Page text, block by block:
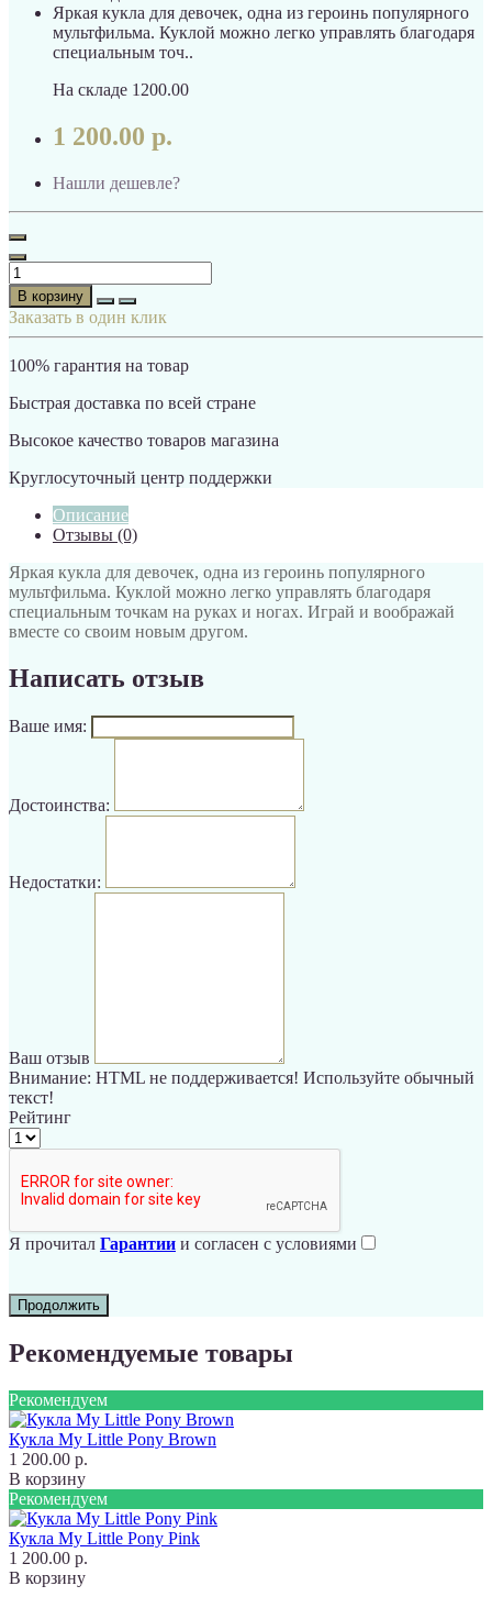
Яркая кукла для девочек, одна из героинь популярного
мультфильма. Куклой можно легко управлять благодаря
специальным точ..
На складе 1200.00
1 200.00 р.
Нашли дешевле?
В корзину
Заказать в один клик
100% гарантия на товар
Быстрая доставка по всей стране
Высокое качество товаров магазина
Круглосуточный центр поддержки
Описание
Отзывы (0)
Яркая кукла для девочек, одна из героинь популярного
мультфильма. Куклой можно легко управлять благодаря
специальным точкам на руках и ногах. Играй и воображай
вместе со своим новым другом.
Написать отзыв
Ваше имя:
Достоинства:
Недостатки:
Ваш отзыв
Внимание: HTML не поддерживается! Используйте обычный
текст!
Рейтинг
Я прочитал Гарантии и согласен с условиями
Продолжить
Рекомендуемые товары
Рекомендуем
Кукла My Little Pony Brown
1 200.00 р.
В корзину
Рекомендуем
Кукла My Little Pony Pink
1 200.00 р.
В корзину